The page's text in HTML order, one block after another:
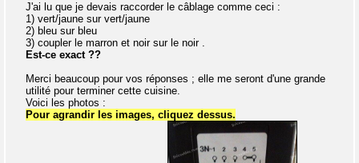
J'ai lu que je devais raccorder le câblage comme ceci :
1) vert/jaune sur vert/jaune
2) bleu sur bleu
3) coupler le marron et noir sur le noir .
Est-ce exact ??
Merci beaucoup pour vos réponses ; elle me seront d'une grande
utilité pour terminer cette cuisine.
Voici les photos :
Pour agrandir les images, cliquez dessus.